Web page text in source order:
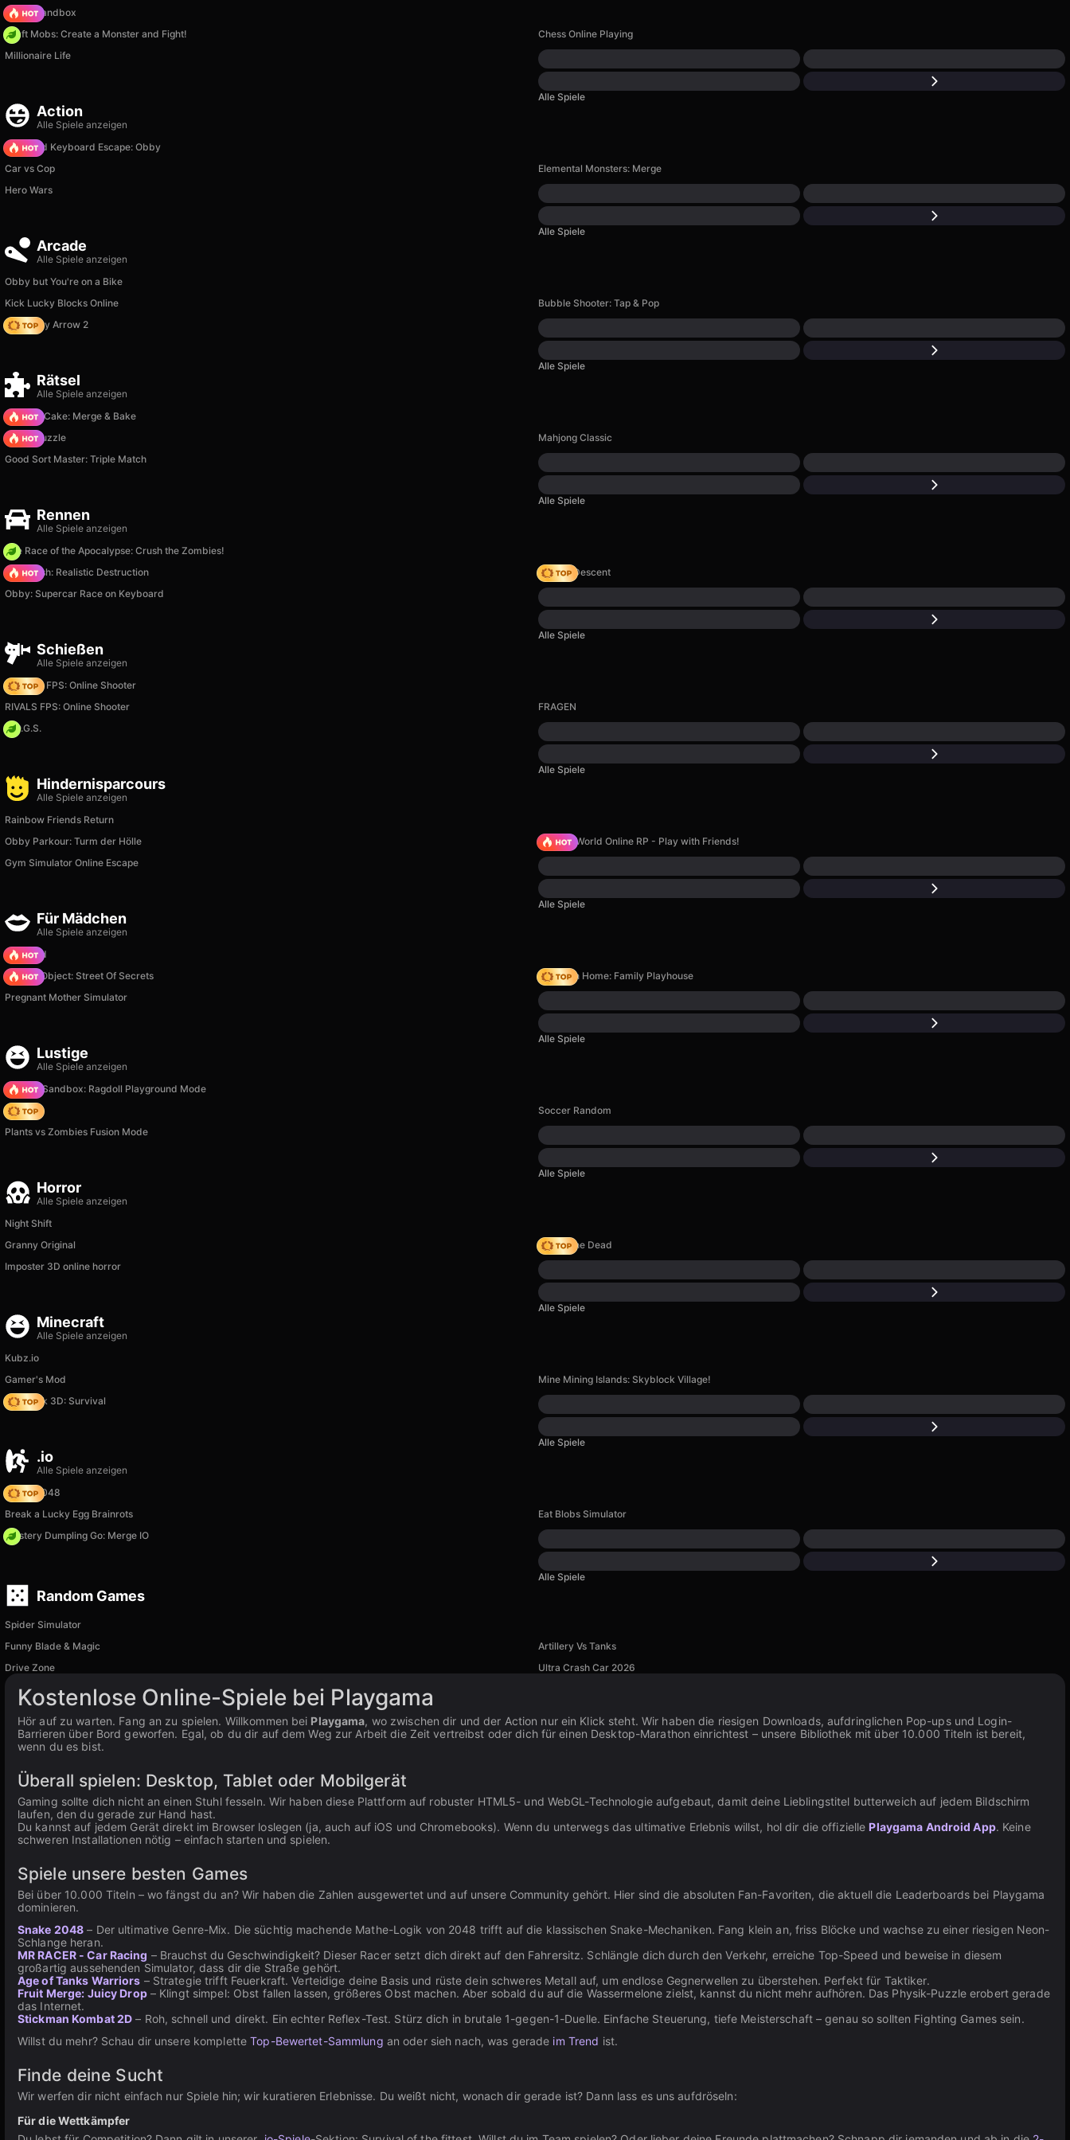
Melon Sandbox
Craft Mobs: Create a Monster and Fight!
Chess Online Playing
Millionaire Life
Alle Spiele
Action
Alle Spiele anzeigen
+1 Speed Keyboard Escape: Obby
Car vs Cop
Elemental Monsters: Merge
Hero Wars
Alle Spiele
Arcade
Alle Spiele anzeigen
Obby but You're on a Bike
Kick Lucky Blocks Online
Bubble Shooter: Tap & Pop
Geometry Arrow 2
Alle Spiele
Rätsel
Alle Spiele anzeigen
Piece of Cake: Merge & Bake
Arrow Puzzle
Mahjong Classic
Good Sort Master: Triple Match
Alle Spiele
Rennen
Alle Spiele anzeigen
The Race of the Apocalypse: Crush the Zombies!
Car Crush: Realistic Destruction
Deadly Descent
Obby: Supercar Race on Keyboard
Alle Spiele
Schießen
Alle Spiele anzeigen
Hazmob FPS: Online Shooter
RIVALS FPS: Online Shooter
FRAGEN
H.O.G.S.
Alle Spiele
Hindernisparcours
Alle Spiele anzeigen
Rainbow Friends Return
Obby Parkour: Turm der Hölle
Sprunki World Online RP - Play with Friends!
Gym Simulator Online Escape
Alle Spiele
Für Mädchen
Alle Spiele anzeigen
TB World
Hidden Object: Street Of Secrets
My Town Home: Family Playhouse
Pregnant Mother Simulator
Alle Spiele
Lustige
Alle Spiele anzeigen
Sprunki Sandbox: Ragdoll Playground Mode
Hedgies
Soccer Random
Plants vs Zombies Fusion Mode
Alle Spiele
Horror
Alle Spiele anzeigen
Night Shift
Granny Original
Rise of the Dead
Imposter 3D online horror
Alle Spiele
Minecraft
Alle Spiele anzeigen
Kubz.io
Gamer's Mod
Mine Mining Islands: Skyblock Village!
Skyblock 3D: Survival
Alle Spiele
.io
Alle Spiele anzeigen
Snake 2048
Break a Lucky Egg Brainrots
Eat Blobs Simulator
Mystery Dumpling Go: Merge IO
Alle Spiele
Random Games
Spider Simulator
Funny Blade & Magic
Artillery Vs Tanks
Drive Zone
Ultra Crash Car 2026
Kostenlose Online-Spiele bei Playgama
Hör auf zu warten. Fang an zu spielen. Willkommen bei Playgama, wo zwischen dir und der Action nur ein Klick steht. Wir haben die riesigen Downloads, aufdringlichen Pop-ups und Login-
Barrieren über Bord geworfen. Egal, ob du dir auf dem Weg zur Arbeit die Zeit vertreibst oder dich für einen Desktop-Marathon einrichtest – unsere Bibliothek mit über 10.000 Titeln ist bereit,
wenn du es bist.
Überall spielen: Desktop, Tablet oder Mobilgerät
Gaming sollte dich nicht an einen Stuhl fesseln. Wir haben diese Plattform auf robuster HTML5- und WebGL-Technologie aufgebaut, damit deine Lieblingstitel butterweich auf jedem Bildschirm
laufen, den du gerade zur Hand hast.
Du kannst auf jedem Gerät direkt im Browser loslegen (ja, auch auf iOS und Chromebooks). Wenn du unterwegs das ultimative Erlebnis willst, hol dir die offiziellePlaygama Android App. Keine
schweren Installationen nötig – einfach starten und spielen.
Spiele unsere besten Games
Bei über 10.000 Titeln – wo fängst du an? Wir haben die Zahlen ausgewertet und auf unsere Community gehört. Hier sind die absoluten Fan-Favoriten, die aktuell die Leaderboards bei Playgama
dominieren.
Snake 2048 – Der ultimative Genre-Mix. Die süchtig machende Mathe-Logik von 2048 trifft auf die klassischen Snake-Mechaniken. Fang klein an, friss Blöcke und wachse zu einer riesigen Neon-
Schlange heran.
MR RACER - Car Racing – Brauchst du Geschwindigkeit? Dieser Racer setzt dich direkt auf den Fahrersitz. Schlängle dich durch den Verkehr, erreiche Top-Speed und beweise in diesem
großartig aussehenden Simulator, dass dir die Straße gehört.
Age of Tanks Warriors – Strategie trifft Feuerkraft. Verteidige deine Basis und rüste dein schweres Metall auf, um endlose Gegnerwellen zu überstehen. Perfekt für Taktiker.
Fruit Merge: Juicy Drop– Klingt simpel: Obst fallen lassen, größeres Obst machen. Aber sobald du auf die Wassermelone zielst, kannst du nicht mehr aufhören. Das Physik-Puzzle erobert gerade
das Internet.
Stickman Kombat 2D – Roh, schnell und direkt. Ein echter Reflex-Test. Stürz dich in brutale 1-gegen-1-Duelle. Einfache Steuerung, tiefe Meisterschaft – genau so sollten Fighting Games sein.
Willst du mehr? Schau dir unsere kompletteTop-Bewertet-Sammlung an oder sieh nach, was gerade im Trend ist.
Finde deine Sucht
Wir werfen dir nicht einfach nur Spiele hin; wir kuratieren Erlebnisse. Du weißt nicht, wonach dir gerade ist? Dann lass es uns aufdröseln:
Für die Wettkämpfer